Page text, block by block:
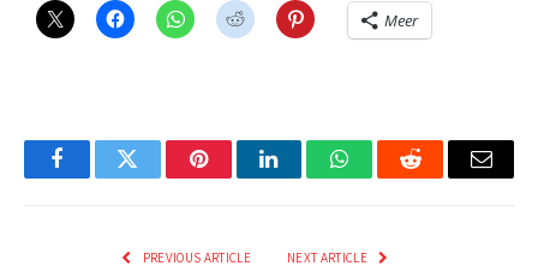
Meer
FacebookTwitter PinterestLinkedInWhatsAppReddit Email
PREVIOUS ARTICLE NEXT ARTICLE